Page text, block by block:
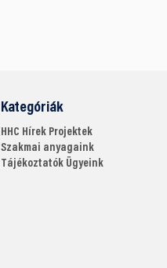
Kategóriák
HHC Hírek Projektek
Szakmai anyagaink
Tájékoztatók Ügyeink